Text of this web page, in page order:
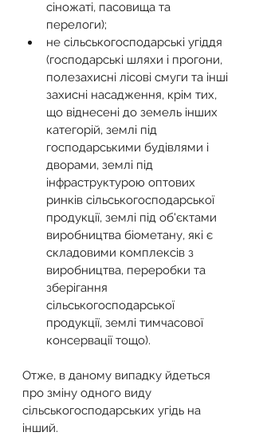
сіножаті, пасовища та
перелоги);
не сільськогосподарські угіддя
(господарські шляхи і прогони,
полезахисні лісові смуги та інші
захисні насадження, крім тих,
що віднесені до земель інших
категорій, землі під
господарськими будівлями і
дворами, землі під
інфраструктурою оптових
ринків сільськогосподарської
продукції, землі під об'єктами
виробництва біометану, які є
складовими комплексів з
виробництва, переробки та
зберігання
сільськогосподарської
продукції, землі тимчасової
консервації тощо).
Отже, в даному випадку йдеться
про зміну одного виду
сільськогосподарських угідь на
інший.